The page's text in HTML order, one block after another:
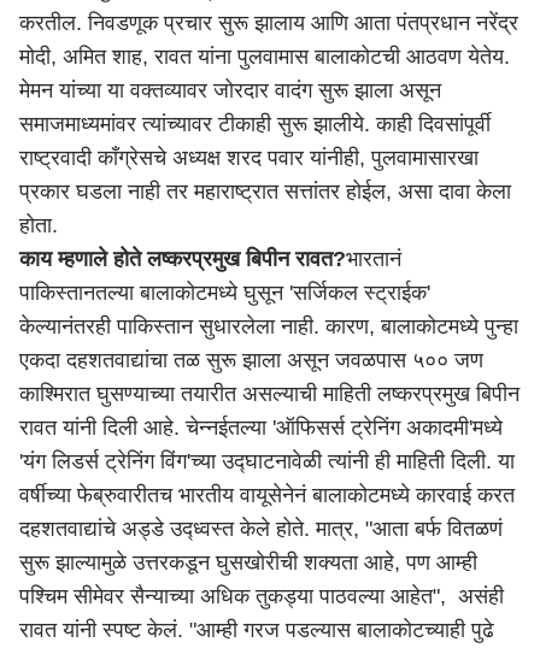
करतील. निवडणूक प्रचार सुरू झालाय आणि आता पंतप्रधान नरेंद्र
मोदी, अमित शाह, रावत यांना पुलवामास बालाकोटची आठवण येतेय.
मेमन यांच्या या वक्तव्यावर जोरदार वादंग सुरू झाला असून
समाजमाध्यमांवर त्यांच्यावर टीकाही सुरू झालीये. काही दिवसांपूर्वी
राष्ट्रवादी काँग्रेसचे अध्यक्ष शरद पवार यांनीही, पुलवामासारखा
प्रकार घडला नाही तर महाराष्ट्रात सत्तांतर होईल, असा दावा केला
होता.
काय म्हणाले होते लष्करप्रमुख बिपीन रावत?भारतानं
पाकिस्तानतल्या बालाकोटमध्ये घुसून 'सर्जिकल स्ट्राईक'
केल्यानंतरही पाकिस्तान सुधारलेला नाही. कारण, बालाकोटमध्ये पुन्हा
एकदा दहशतवाद्यांचा तळ सुरू झाला असून जवळपास ५०० जण
काश्मिरात घुसण्याच्या तयारीत असल्याची माहिती लष्करप्रमुख बिपीन
रावत यांनी दिली आहे. चेन्नईतल्या 'ऑफिसर्स ट्रेनिंग अकादमी'मध्ये
'यंग लिडर्स ट्रेनिंग विंग'च्या उद्घाटनावेळी त्यांनी ही माहिती दिली. या
वर्षीच्या फेब्रुवारीतच भारतीय वायूसेनेनं बालाकोटमध्ये कारवाई करत
दहशतवाद्यांचे अड्डे उद्ध्वस्त केले होते. मात्र, "आता बर्फ वितळणं
सुरू झाल्यामुळे उत्तरकडून घुसखोरीची शक्यता आहे, पण आम्ही
पश्चिम सीमेवर सैन्याच्या अधिक तुकड्या पाठवल्या आहेत", असंही
रावत यांनी स्पष्ट केलं. "आम्ही गरज पडल्यास बालाकोटच्याही पुढे